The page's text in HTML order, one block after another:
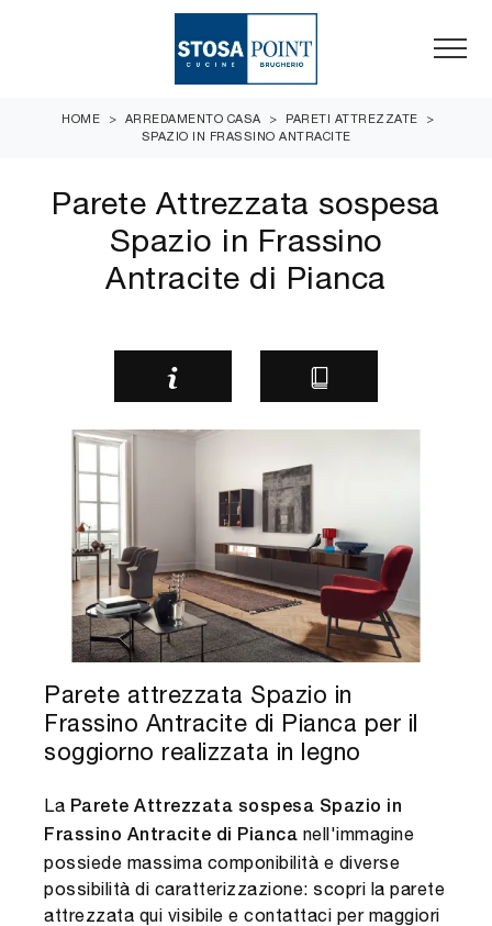
HOME > ARREDAMENTO CASA > PARETI ATTREZZATE
>
SPAZIO IN FRASSINO ANTRACITE
Parete Attrezzata sospesa
Spazio in Frassino
Antracite di Pianca
Parete attrezzata Spazio in
Frassino Antracite di Pianca per il
soggiorno realizzata in legno
La Parete Attrezzata sospesa Spazio in
Frassino Antracite di Pianca nell'immagine
possiede massima componibilità e diverse
possibilità di caratterizzazione: scopri la parete
attrezzata qui visibile e contattaci per maggiori